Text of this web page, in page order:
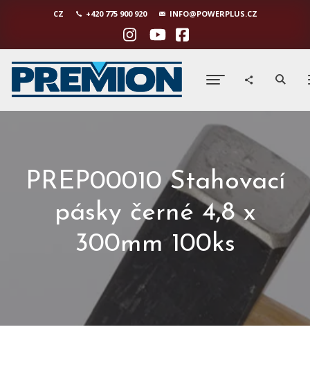
CZ +420 775 900 920 INFO@POWERPLUS.CZ
PREP00010 Stahovací
pásky černé 4,8 x
300mm 100ks